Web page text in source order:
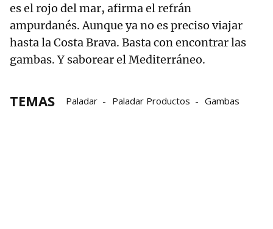
es el rojo del mar, afirma el refrán
ampurdanés. Aunque ya no es preciso viajar
hasta la Costa Brava. Basta con encontrar las
gambas. Y saborear el Mediterráneo.
TEMAS Paladar Paladar Productos Gambas